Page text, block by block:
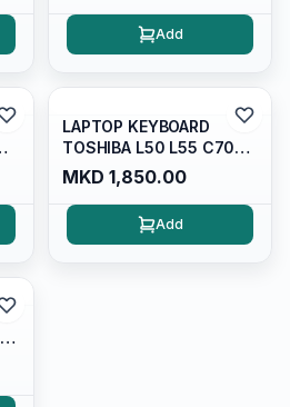
Add
LAPTOP KEYBOARD
TOSHIBA L50 L55 C70
L70 S50 S70
MKD 1,850.00
Add